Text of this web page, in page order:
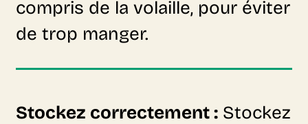
compris de la volaille, pour éviter
de trop manger.
Stockez correctement : Stockez